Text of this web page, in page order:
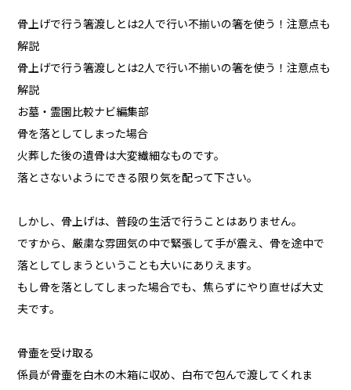
骨上げで行う箸渡しとは2人で行い不揃いの箸を使う！注意点も
解説
骨上げで行う箸渡しとは2人で行い不揃いの箸を使う！注意点も
解説
お墓・霊園比較ナビ編集部
骨を落としてしまった場合
火葬した後の遺骨は大変繊細なものです。
落とさないようにできる限り気を配って下さい。
しかし、骨上げは、普段の生活で行うことはありません。
ですから、厳粛な雰囲気の中で緊張して手が震え、骨を途中で
落としてしまうということも大いにありえます。
もし骨を落としてしまった場合でも、焦らずにやり直せば大丈
夫です。
骨壷を受け取る
係員が骨壷を白木の木箱に収め、白布で包んで渡してくれま